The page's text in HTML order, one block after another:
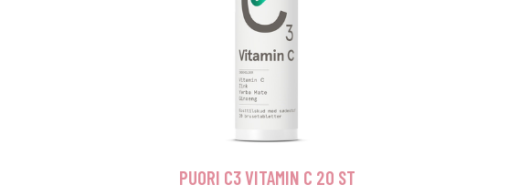
PUORI C3 VITAMIN C 20 ST